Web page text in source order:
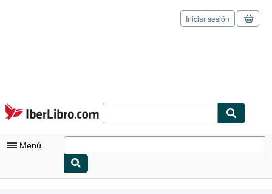
Pasar al contenido principal
IberLibro.com
Iniciar sesión
Menú